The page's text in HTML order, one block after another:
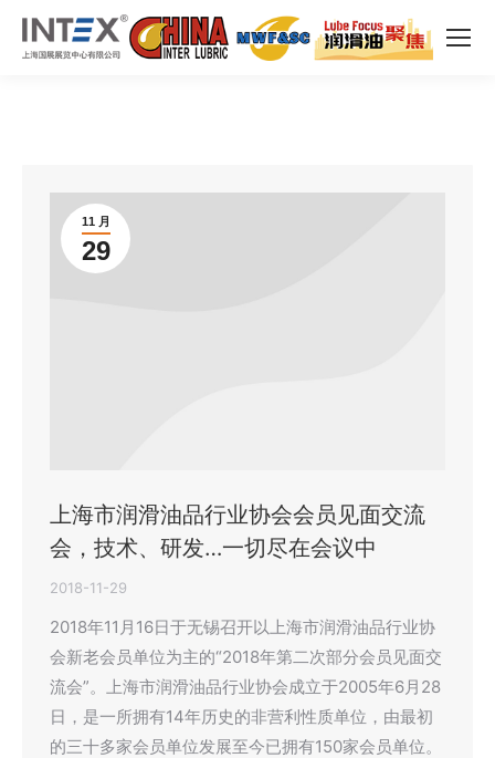
11 月
29
上海市润滑油品行业协会会员见面交流
会，技术、研发…一切尽在会议中
2018-11-29
2018年11月16日于无锡召开以上海市润滑油品行业协
会新老会员单位为主的“2018年第二次部分会员见面交
流会”。上海市润滑油品行业协会成立于2005年6月28
日，是一所拥有14年历史的非营利性质单位，由最初
的三十多家会员单位发展至今已拥有150家会员单位。